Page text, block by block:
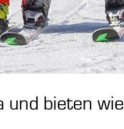
und bieten wie